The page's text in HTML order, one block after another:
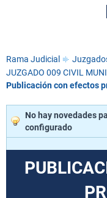
Rama Judicial
JUZGADO 009 CIVIL
Publicación con efectos
No hay novedades
configurado